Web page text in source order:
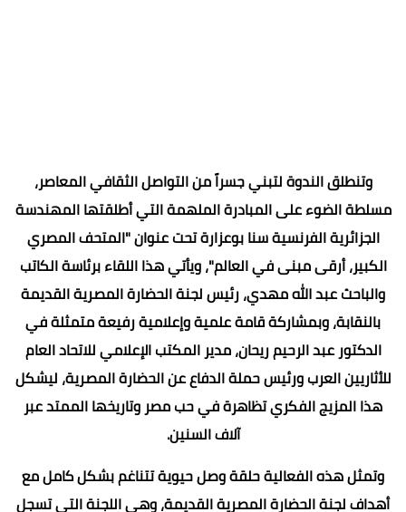
وتنطلق الندوة لتبني جسراً من التواصل الثقافي المعاصر،
مسلطة الضوء على المبادرة الملهمة التي أطلقتها المهندسة
الجزائرية الفرنسية سنا بوعزارة تحت عنوان "المتحف المصري
الكبير، أرقى مبنى في العالم"، ويأتي هذا اللقاء برئاسة الكاتب
والباحث عبد الله مهدي، رئيس لجنة الحضارة المصرية القديمة
بالنقابة، وبمشاركة قامة علمية وإعلامية رفيعة متمثلة في
الدكتور عبد الرحيم ريحان، مدير المكتب الإعلامي للاتحاد العام
للأثاريين العرب ورئيس حملة الدفاع عن الحضارة المصرية، ليشكل
هذا المزيج الفكري تظاهرة في حب مصر وتاريخها الممتد عبر
آلاف السنين.
وتمثل هذه الفعالية حلقة وصل حيوية تتناغم بشكل كامل مع
أهداف لجنة الحضارة المصرية القديمة، وهي اللجنة التي تسجل